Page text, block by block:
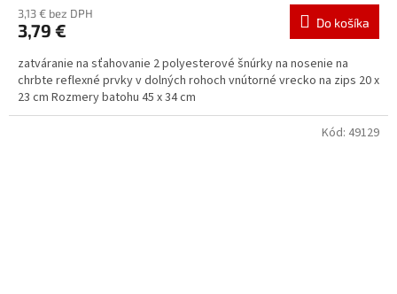
3,13 € bez DPH
3,79 € Do košíka
zatváranie na sťahovanie 2 polyesterové šnúrky na nosenie na
chrbte reflexné prvky v dolných rohoch vnútorné vrecko na zips 20 x
23 cm Rozmery batohu 45 x 34 cm
Kód: 49129